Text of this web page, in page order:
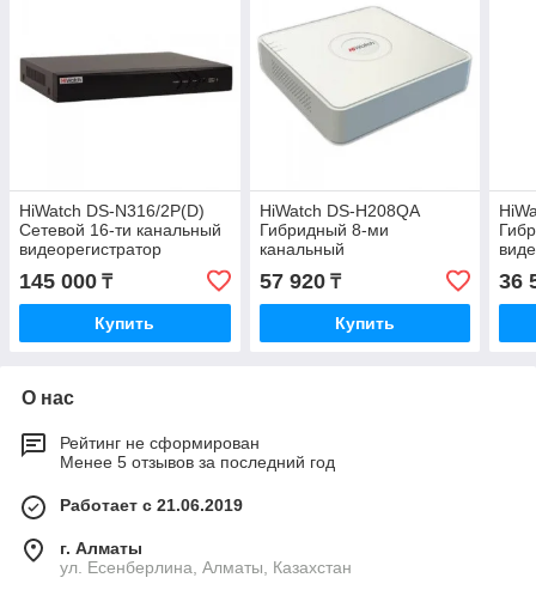
HiWatch DS-N316/2P(D)
Сетевой 16-ти канальный
видеорегистратор
145 000 ₸
Купить
HiWatch DS-H208QA
Гибридный 8-ми
канальный
видеорегистратор
57 920₸
Купить
36
О нас
Рейтинг не сформирован
Менее 5 отзывов за последний год
Работает с 21.06.2019
г. Алматы
ул. Есенберлина, Алматы, Казахстан